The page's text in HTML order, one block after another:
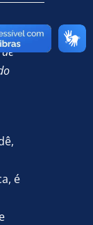
é